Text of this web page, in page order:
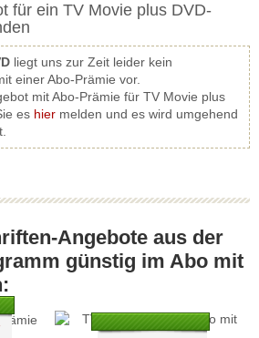
für ein TV Movie plus DVD-
liegt uns zur Zeit leider kein
einer Abo-Prämie vor.
mit Abo-Prämie für TV Movie plus
es hier melden und es wird umgehend
Angebote aus der
günstig im Abo mit